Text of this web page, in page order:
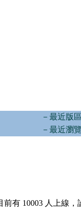
－最近版
－最近瀏
前有 10003 人上線